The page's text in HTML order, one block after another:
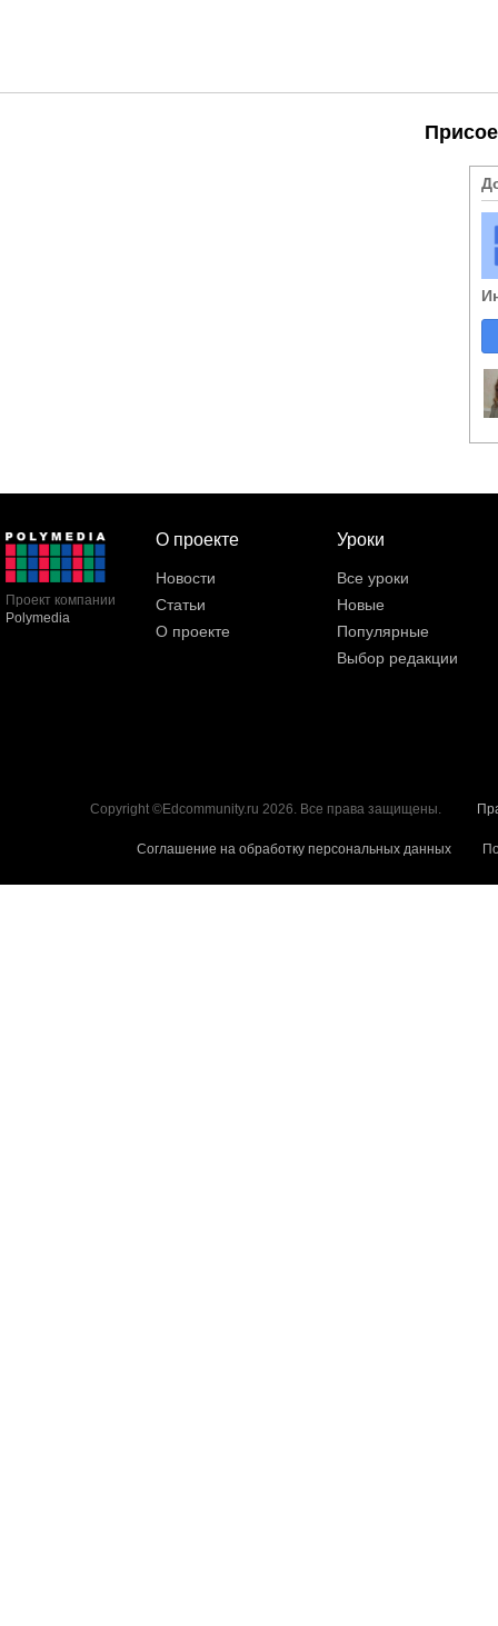
Проект компании
Polymedia
О проекте
Новости
Статьи
О проекте
Уроки
Все уроки
Новые
Популярные
Выбор редакции
Copyright ©Edcommunity.ru 2026. Все права защищены.
Соглашение на обработку персональных данных